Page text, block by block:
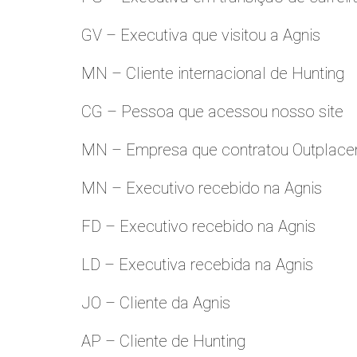
GV – Executiva que visitou a Agnis
MN – Cliente internacional de Hunting
CG – Pessoa que acessou nosso site
MN – Empresa que contratou
MN – Executivo recebido na Agnis
FD – Executivo recebido na Agnis
LD – Executiva recebida na Agnis
JO – Cliente da Agnis
AP – Cliente de Hunting